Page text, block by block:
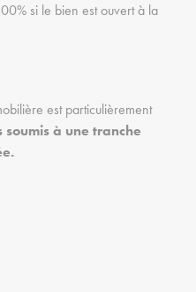
si le bien est ouvert à la
est particulièrement
à une tranche